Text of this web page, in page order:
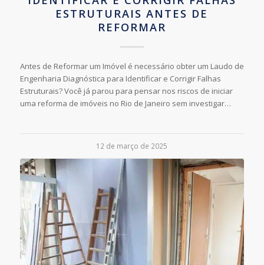
ESTRUTURAIS ANTES DE
REFORMAR
Antes de Reformar um Imóvel é necessário obter um Laudo de
Engenharia Diagnóstica para Identificar e Corrigir Falhas
Estruturais? Você já parou para pensar nos riscos de iniciar
uma reforma de imóveis no Rio de Janeiro sem investigar…
12 de março de 2025